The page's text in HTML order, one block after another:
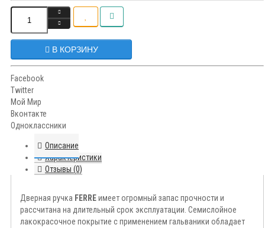
В КОРЗИНУ
Facebook
Twitter
Мой Мир
Вконтакте
Одноклассники
Описание
Характеристики
Отзывы (0)
Дверная ручка FERREимеет огромный запас прочности и
рассчитана на длительный срок эксплуатации. Семислойное
лакокрасочное покрытие с применением гальваники обладает